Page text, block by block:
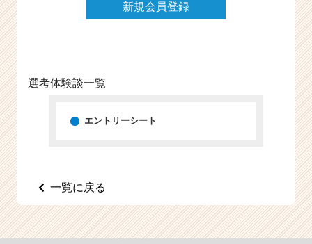
r）新規会員登録
選考体験談一覧
エントリーシート
一覧に戻る